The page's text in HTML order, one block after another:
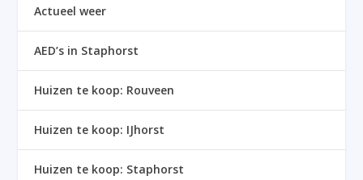
Actueel weer
AED’s in Staphorst
Huizen te koop: Rouveen
Huizen te koop: IJhorst
Huizen te koop: Staphorst